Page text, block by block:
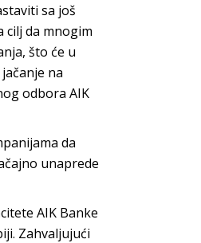
sa još
cilj da mnogim
što će u
na
odbora AIK
da
unaprede
AIK Banke
Zahvaljujući